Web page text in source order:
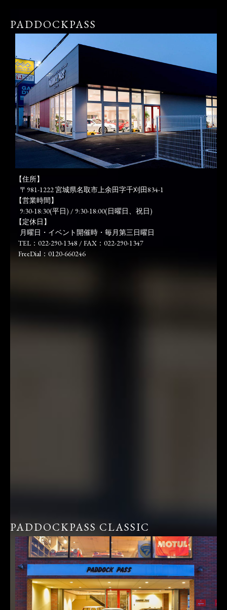
PADDOCKPASS
【住所】
〒981-1222 宮城県名取市上余田字千刈田834-1
【営業時間】
9:30-18:30(平日) / 9:30-18:00(日曜日、祝日)
【定休日】
月曜日・イベント開催時・毎月第三日曜日
TEL：022-290-1348 / FAX：022-290-1347
FreeDial：0120-660246
PADDOCKPASS CLASSIC